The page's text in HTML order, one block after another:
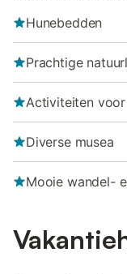
Hunebedden
Prachtige
Activiteiten
Diverse musea
Mooie wandel-